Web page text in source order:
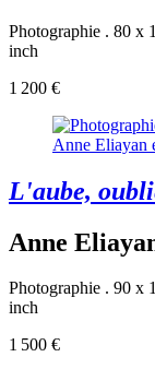
Photographie . 80 x
inch
1 200 €
L'aube,
Anne
Photographie . 90 x
inch
1 500 €